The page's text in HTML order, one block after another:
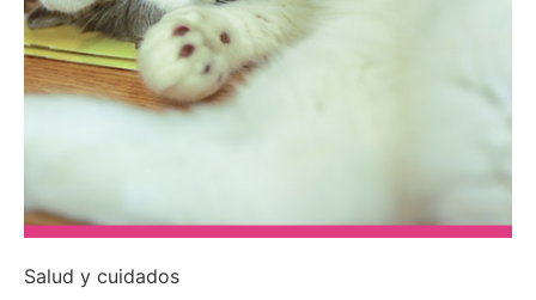
Salud y cuidados